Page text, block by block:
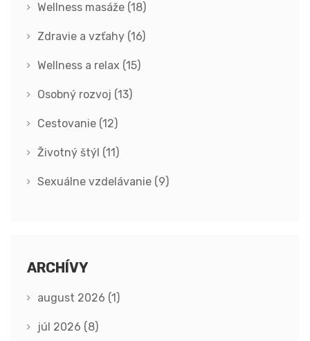
Wellness masáže (18)
Zdravie a vzťahy (16)
Wellness a relax (15)
Osobný rozvoj (13)
Cestovanie (12)
Životný štýl (11)
Sexuálne vzdelávanie (9)
ARCHÍVY
august 2026 (1)
júl 2026 (8)